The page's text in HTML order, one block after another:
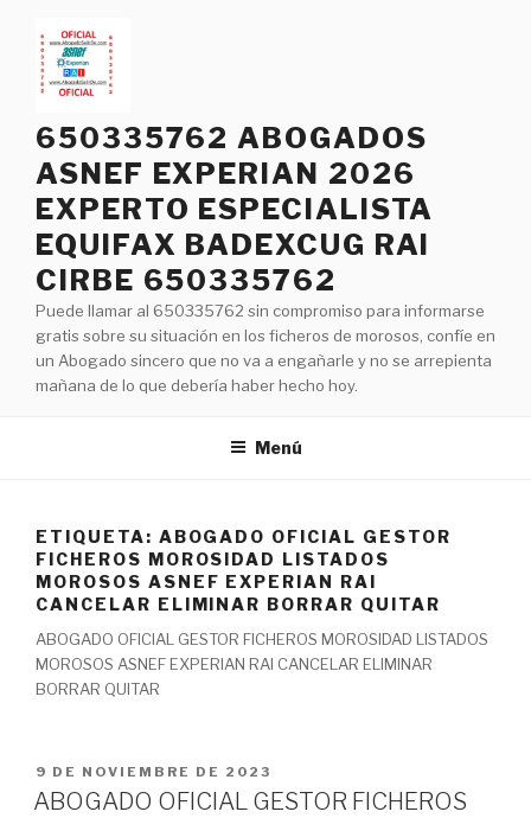
contenido
650335762 ABOGADOS
ASNEF EXPERIAN 2026
EXPERTO ESPECIALISTA
EQUIFAX BADEXCUG RAI
CIRBE 650335762
Puede llamar al 650335762 sin compromiso para informarse
gratis sobre su situación en los ficheros de morosos, confíe en
un Abogado sincero que no va a engañarle y no se arrepienta
mañana de lo que debería haber hecho hoy.
Menú
ETIQUETA: ABOGADO OFICIAL GESTOR
FICHEROS MOROSIDAD LISTADOS
MOROSOS ASNEF EXPERIAN RAI
CANCELAR ELIMINAR BORRAR QUITAR
ABOGADO OFICIAL GESTOR FICHEROS MOROSIDAD LISTADOS
MOROSOS ASNEF EXPERIAN RAI CANCELAR ELIMINAR
BORRAR QUITAR
PUBLICADO
EL
9 DE NOVIEMBRE DE 2023
ABOGADO OFICIAL GESTOR FICHEROS